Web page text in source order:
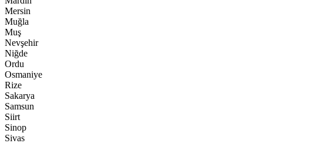
Mersin
Muğla
Muş
Nevşehir
Niğde
Ordu
Osmaniye
Rize
Sakarya
Samsun
Siirt
Sinop
Sivas